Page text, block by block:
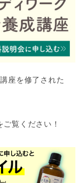
座を修了された
覧ください！